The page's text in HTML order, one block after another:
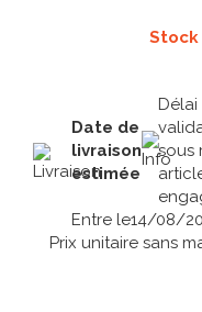
Stock
Date de
livraison
estimée
sous
Entre le14/08/
Prix unitaire sans